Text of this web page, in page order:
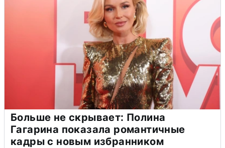
Больше не скрывает: Полина
Гагарина показала романтичные
кадры с новым избранником